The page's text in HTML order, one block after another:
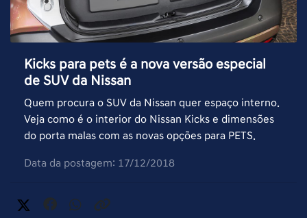
Kicks para pets é a nova versão especial
de SUV da Nissan
Quem procura o SUV da Nissan quer espaço interno.
Veja como é o interior do Nissan Kicks e dimensões
do porta malas com as novas opções para PETS.
Data da postagem: 17/12/2018